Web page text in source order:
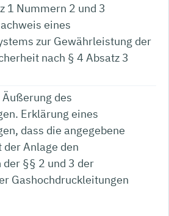
1 Nummern 2 und 3
eines
zur Gewährleistung der
nach § 4 Absatz 3
des
Erklärung eines
dass die angegebene
Anlage den
§§ 2 und 3 der
Gashochdruckleitungen